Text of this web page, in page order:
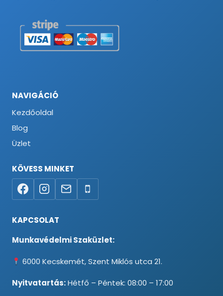
NAVIGÁCIÓ
Kezdőoldal
Blog
Üzlet
KÖVESS MINKET
KAPCSOLAT
Munkavédelmi Szaküzlet:
6000 Kecskemét, Szent Miklós utca 21.
Nyitvatartás:Hétfő – Péntek: 08:00 – 17:00